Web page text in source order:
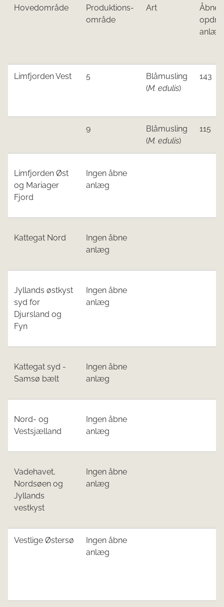
Hovedområde
​Produktions-
område
​Art
​Åbne
anlæg
Limfjorden Vest ​5 ​Blåmusling​​
(M. edulis)​​
​143
​​9 ​Blåmusling​​
(M. edulis)​​
​115
​Limfjorden Øst
og Mariager
Fjord​
​Ingen åbne
anlæg
Kattegat Nord​
​Ingen åbne
anlæg
Jyllands østkyst
syd for
Djursland og
Fyn​
​Ingen åbne
anlæg
Kattegat syd -
Samsø bælt
​Ingen åbne
anlæg
​Nord- og
Vestsjælland
​Ingen åbne
anlæg
​Vadehavet,
Nordsøen og
Jyllands
vestkyst​
​Ingen åbne
anlæg
Vestlige Østersø
​Ingen åbne
anlæg